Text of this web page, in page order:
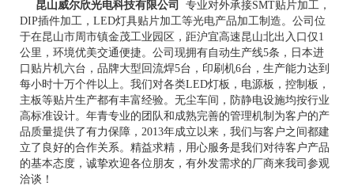
昆山威尔欣光电科技有限公司 专业对外承接SMT贴片加工，
DIP插件加工，LED灯具贴片加工等光电产品加工制造。公司位
于在昆山市周市镇金茂工业园区，距沪宜高速昆山北出入口仅1
公里，环境优美交通便捷。公司现拥有自动生产线5条，日本进
口贴片机六台，品牌大型回流焊5台，印刷机6台，生产能力达到
每小时十万个件以上。我们对各类LED灯板，电源板，控制板，
主板等贴片生产都有丰富经验。无尘车间，防静电设施均按行业
高标准设计。年青专业的团队和成熟完善的管理机制为客户的产
品质量提供了有力保障，2013年成立以来，我们与客户之间都建
立了良好的合作关系。精益求精，用心服务是我们对待客户产品
的基本态度，诚挚欢迎各位朋友，有外发需求的厂商来我司参观
洽谈！